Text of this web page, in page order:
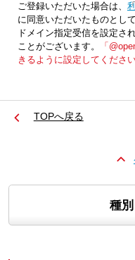
ご登録いただいた場合は、「
に同意いただいたものとし
ドメイン指定受信を設定さ
ことがございます。
「
きるように設定してください
TOPへ戻る
種